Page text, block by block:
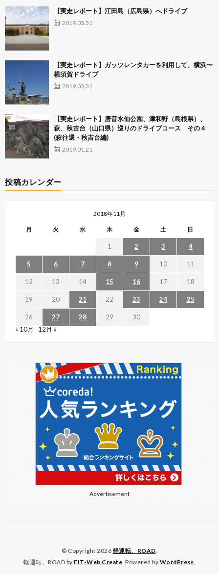
【実走レポート】江田島（広島県）へドライブ
2019.03.31
【実走レポート】ガッツレンタカーを利用して、横浜〜
横須賀ドライブ
2019.03.31
【実走レポート】唐音水仙公園、津和野（島根県）、
萩、秋吉台（山口県）巡りのドライブコース その４
(萩往還・秋吉台編)
2019.01.21
投稿カレンダー
2018年11月
月 火 水 木 金 土 日
1 2 3 4
5 6 7 8 9 10 11
12 13 14 15 16 17 18
19 20 21 22 23 24 25
26 27 28 29
30
« 10月
12月 »
Advertisement
© Copyright 2026 軽運転、ROAD.
軽運転、ROAD by FIT-Web Create. Powered by WordPress.